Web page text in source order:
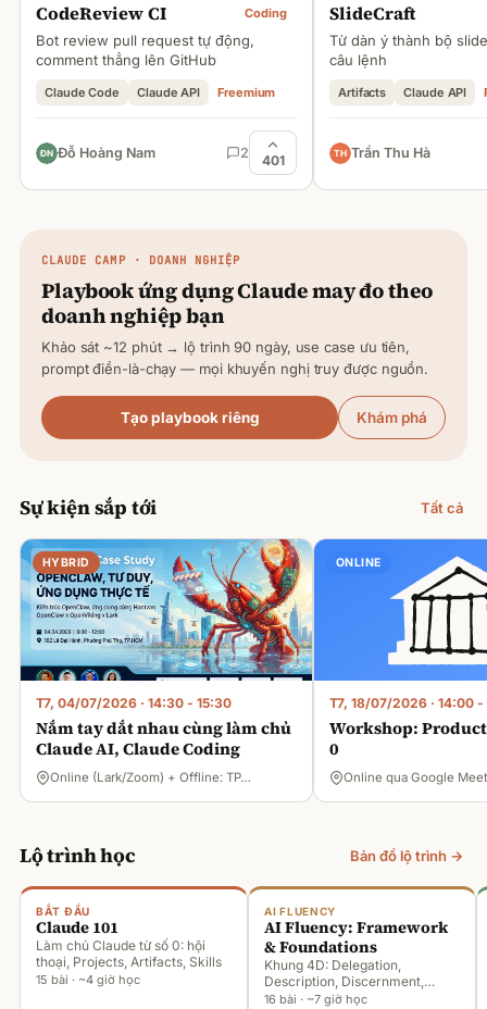
CodeReview CI Coding
Bot review pull request tự động,
comment thẳng lên GitHub
Claude Code Claude API Freemium
Đỗ Hoàng Nam 2 401
SlideCraft
Từ dàn ý thành bộ
câu lệnh
Artifacts Claude API
Trần Thu Hà
CLAUDE CAMP · DOANH NGHIỆP
Playbook ứng dụngClaudemay đo theo
doanh nghiệp bạn
Khảo sát ~12 phút → lộ trình 90 ngày, use case ưu tiên,
prompt điền-là-chạy — mọi khuyến nghị truy được nguồn.
Tạo playbook riêng Khám phá
Sự kiện sắp tới Tất cả
HYBRID
T7, 04/07/2026 · 14:30 - 15:30
Nắm tay dắt nhau cùng làm chủ
Claude AI, Claude Coding
Online (Lark/Zoom) + Offline: TP…
ONLINE
T7, 18/07/2026 · 14:00 -
Workshop:
0
Online qua Google Meet
Lộ trình học Bản đồ lộ trình →
BẮT ĐẦU
Claude 101
Làm chủ Claude từ số 0: hội
thoại, Projects, Artifacts, Skills
15 bài · ~4 giờ học
AI FLUENCY
AI Fluency: Framework
& Foundations
Khung 4D: Delegation,
Description, Discernment,
Diligence
16 bài · ~7 giờ học